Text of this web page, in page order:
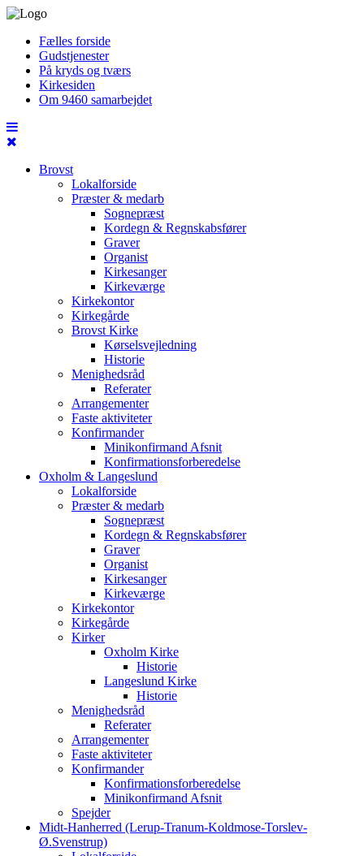
Fælles forside
Gudstjenester
På kryds og tværs
Kirkesiden
Om 9460 samarbejdet
Brovst
Lokalforside
Præster & medarb
Sognepræst
Kordegn & Regnskabsfører
Graver
Organist
Kirkesanger
Kirkeværge
Kirkekontor
Kirkegårde
Brovst Kirke
Kørselsvejledning
Historie
Menighedsråd
Referater
Arrangementer
Faste aktiviteter
Konfirmander
Minikonfirmand Afsnit
Konfirmationsforberedelse
Oxholm & Langeslund
Lokalforside
Præster & medarb
Sognepræst
Kordegn & Regnskabsfører
Graver
Organist
Kirkesanger
Kirkeværge
Kirkekontor
Kirkegårde
Kirker
Oxholm Kirke
Historie
Langeslund Kirke
Historie
Menighedsråd
Referater
Arrangementer
Faste aktiviteter
Konfirmander
Konfirmationsforberedelse
Minikonfirmand Afsnit
Spejder
Midt-Hanherred (Lerup-Tranum-Koldmose-Torslev-
Ø.Svenstrup)